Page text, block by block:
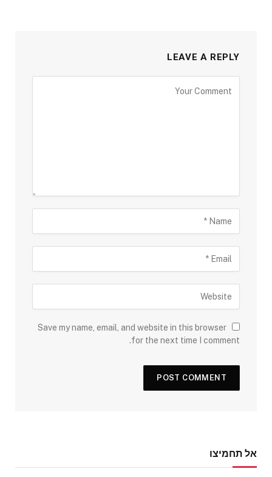
LEAVE A REPLY
Save my name, email, and website in this browser
for the next time I comment.
אל תחמיצו